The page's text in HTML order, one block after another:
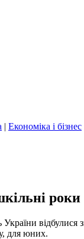
| Економіка і бізнес
роки
для юних.